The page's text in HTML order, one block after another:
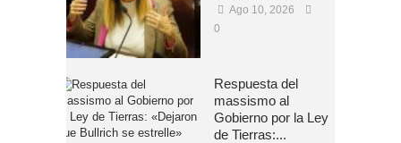
Ago 10, 2026
0
Respuesta del
massismo al
Gobierno por la Ley
de Tierras:...